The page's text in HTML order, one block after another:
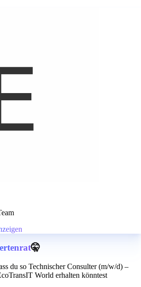
🤫
du so Technischer Consulter (m/w/d) –
World erhalten könntest